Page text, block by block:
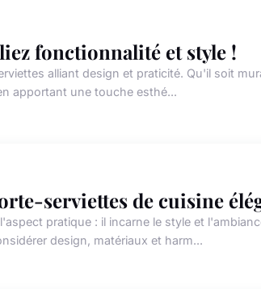
fonctionnalité et style !
alliant design et praticité. Qu'il soit
apportant une touche esthé...
serviettes de cuisine
pratique : il incarne le style et
design, matériaux et harm...